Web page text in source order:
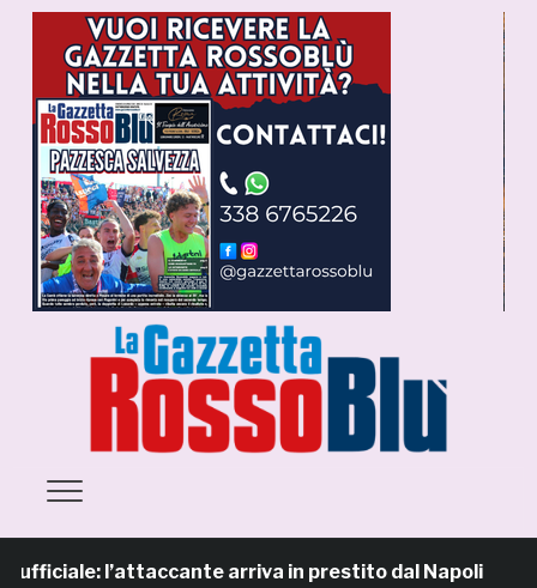
l’attaccante arriva in prestito dal Napoli